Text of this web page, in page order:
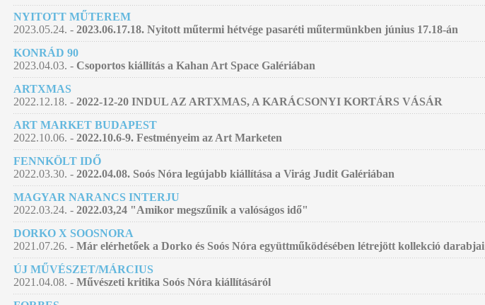
NYITOTT MŰTEREM
2023.05.24. - 2023.06.17.18. Nyitott műtermi hétvége pasaréti műtermünkben június 17.18-án
KONRÁD 90
2023.04.03. - Csoportos kiállítás a Kahan Art Space Galériában
ARTXMAS
2022.12.18. - 2022-12-20 INDUL AZ ARTXMAS, A KARÁCSONYI KORTÁRS VÁSÁR
ART MARKET BUDAPEST
2022.10.06. - 2022.10.6-9. Festményeim az Art Marketen
FENNKÖLT IDŐ
2022.03.30. - 2022.04.08. Soós Nóra legújabb kiállítása a Virág Judit Galériában
MAGYAR NARANCS INTERJU
2022.03.24. - 2022.03,24 "Amikor megszűnik a valóságos idő"
DORKO X SOOSNORA
2021.07.26. - Már elérhetőek a Dorko és Soós Nóra együttműködésében létrejött kollekció darabjai
ÚJ MŰVÉSZET/MÁRCIUS
2021.04.08. - Művészeti kritika Soós Nóra kiállításáról